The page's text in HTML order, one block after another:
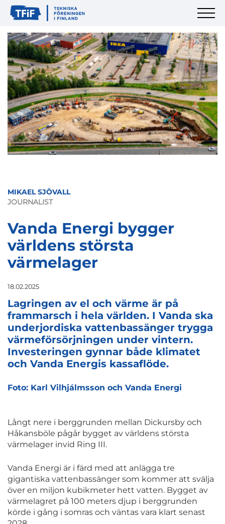
MIKAEL SJÖVALL
JOURNALIST
Vanda Energi bygger
världens största
värmelager
18.02.2025
Lagringen av el och värme är på
frammarsch i hela världen. I Vanda ska
underjordiska vattenbassänger trygga
värmeförsörjningen under vintern.
Investeringen gynnar både klimatet
och Vanda Energis kassaflöde.
Foto: Karl Vilhjálmsson och Vanda Energi
Långt nere i berggrunden mellan Dickursby och
Håkansböle pågår bygget av världens största
värmelager invid Ring III.
Vanda Energi är i färd med att anlägga tre
gigantiska vattenbassänger som kommer att svälja
över en miljon kubikmeter hett vatten. Bygget av
värmelagret på 100 meters djup i berggrunden
körde i gång i somras och väntas vara klart senast